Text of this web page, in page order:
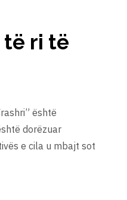
ri të
është
dorëzuar
e cila u mbajt sot